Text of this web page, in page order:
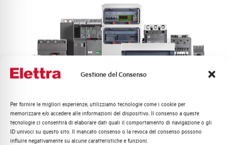
Gestione del Consenso
Per fornire le migliori esperienze, utilizziamo tecnologie come i cookie per
memorizzare e/o accedere alle informazioni del dispositivo. Il consenso a queste
tecnologie ci consentirà di elaborare dati quali il comportamento di navigazione o gli
ID univoci su questo sito. Il mancato consenso o la revoca del consenso possono
influire negativamente su alcune caratteristiche e funzioni.
Hai bisogno di supporto?
Customer
Care
Quali argomenti ti interessano di più?
Distribuzione di Energia
Automazione Industriale